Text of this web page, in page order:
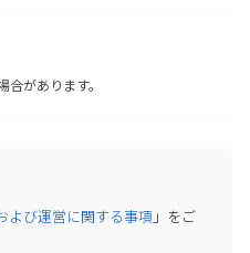
があります。
よび運営に関する事項 」をご